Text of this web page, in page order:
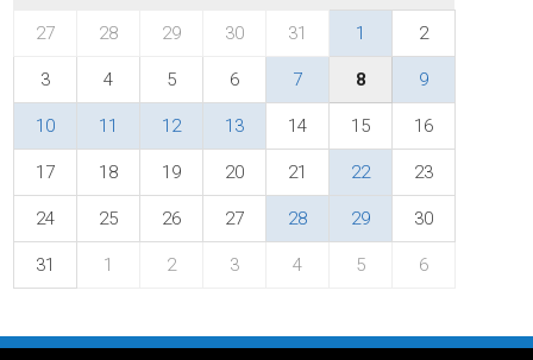
27 28 29 30 31 1 2
3 4 5 6 7 8 9
10 11 12 13 14 15 16
17 18 19 20 21 22 23
24 25 26 27 28 29 30
31 1 2 3 4 5 6